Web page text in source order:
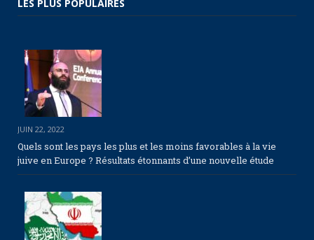
LES PLUS POPULAIRES
JUIN 22, 2022
Quels sont les pays les plus et les moins favorables à la vie
juive en Europe ? Résultats étonnants d’une nouvelle étude